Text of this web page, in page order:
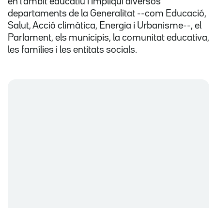
departaments de la Generalitat --com Educació,
Salut, Acció climàtica, Energia i Urbanisme--, el
Parlament, els municipis, la comunitat educativa,
les famílies i les entitats socials.